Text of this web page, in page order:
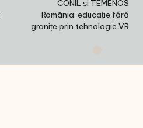
CONIL și TEMENOS
România: educație fără
granițe prin tehnologie VR